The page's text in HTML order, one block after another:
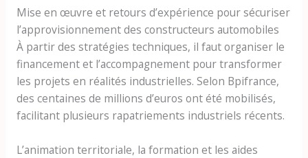
Mise en œuvre et retours d’expérience pour sécuriser
l’approvisionnement des constructeurs automobiles
À partir des stratégies techniques, il faut organiser le
financement et l’accompagnement pour transformer
les projets en réalités industrielles. Selon Bpifrance,
des centaines de millions d’euros ont été mobilisés,
facilitant plusieurs rapatriements industriels récents.
L’animation territoriale, la formation et les aides